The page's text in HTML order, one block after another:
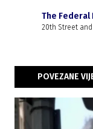
The Federal
20th Street
POVEZANE